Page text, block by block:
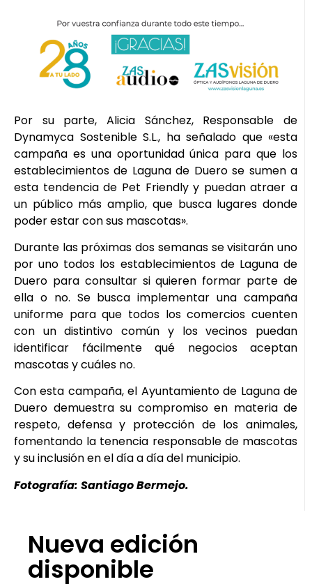
Por su parte, Alicia Sánchez, Responsable de
Dynamyca Sostenible S.L., ha señalado que «esta
campaña es una oportunidad única para que los
establecimientos de Laguna de Duero se sumen a
esta tendencia de Pet Friendly y puedan atraer a
un público más amplio, que busca lugares donde
poder estar con sus mascotas».
Durante las próximas dos semanas se visitarán uno
por uno todos los establecimientos de Laguna de
Duero para consultar si quieren formar parte de
ella o no. Se busca implementar una campaña
uniforme para que todos los comercios cuenten
con un distintivo común y los vecinos puedan
identificar fácilmente qué negocios aceptan
mascotas y cuáles no.
Con esta campaña, el Ayuntamiento de Laguna de
Duero demuestra su compromiso en materia de
respeto, defensa y protección de los animales,
fomentando la tenencia responsable de mascotas
y su inclusión en el día a día del municipio.
Fotografía: Santiago Bermejo.
Nueva edición
disponible